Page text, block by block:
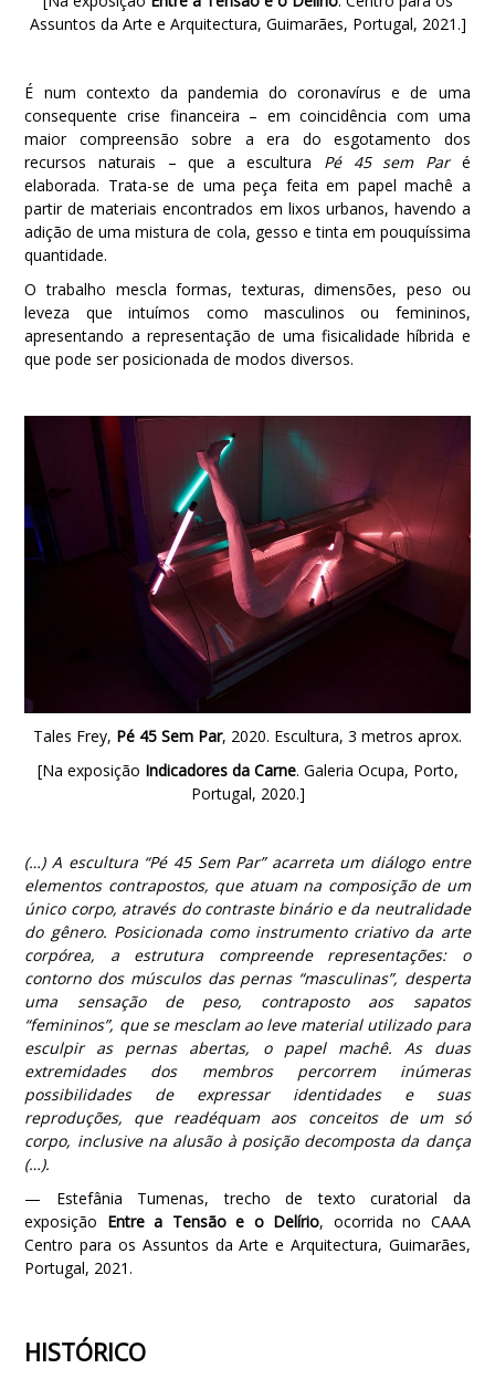
Assuntos da Arte e Arquitectura, Guimarães, Portugal, 2021.]
É num contexto da pandemia do coronavírus e de uma
consequente crise financeira – em coincidência com uma
maior compreensão sobre a era do esgotamento dos
recursos naturais – que a escultura Pé 45 sem Paré
elaborada. Trata-se de uma peça feita em papel machê a
partir de materiais encontrados em lixos urbanos, havendo a
adição de uma mistura de cola, gesso e tinta em pouquíssima
quantidade.
O trabalho mescla formas, texturas, dimensões, peso ou
leveza que intuímos como masculinos ou femininos,
apresentando a representação de uma fisicalidade híbrida e
que pode ser posicionada de modos diversos.
Tales Frey, Pé 45 Sem Par, 2020. Escultura, 3 metros aprox.
[Na exposição Indicadores da Carne. Galeria Ocupa, Porto,
Portugal, 2020.]
(…) A escultura “Pé 45 Sem Par” acarreta um diálogo entre
elementos contrapostos, que atuam na composição de um
único corpo, através do contraste binário e da neutralidade
do gênero. Posicionada como instrumento criativo da arte
corpórea, a estrutura compreende representações: o
contorno dos músculos das pernas “masculinas”, desperta
uma sensação de peso, contraposto aos sapatos
“femininos”, que se mesclam ao leve material utilizado para
esculpir as pernas abertas, o papel machê. As duas
extremidades dos membros percorrem inúmeras
possibilidades de expressar identidades e suas
reproduções, que readéquam aos conceitos de um só
corpo, inclusive na alusão à posição decomposta da dança
(…).
— Estefânia Tumenas, trecho de texto curatorial da
exposição Entre a Tensão e o Delírio, ocorrida no CAAA
Centro para os Assuntos da Arte e Arquitectura, Guimarães,
Portugal, 2021.
HISTÓRICO